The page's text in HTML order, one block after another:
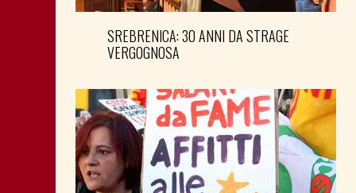
SREBRENICA: 30 ANNI DA STRAGE
VERGOGNOSA